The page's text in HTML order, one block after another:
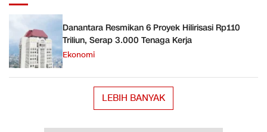
Danantara Resmikan 6 Proyek Hilirisasi Rp110
Triliun, Serap 3.000 Tenaga Kerja
Ekonomi
LEBIH BANYAK